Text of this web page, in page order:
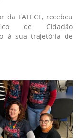
da FATECE, recebeu
de Cidadão
à sua trajetória de